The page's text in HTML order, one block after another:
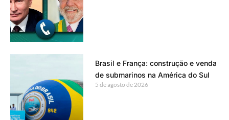
Brasil e França: construção e venda
de submarinos na América do Sul
5 de agosto de 2026